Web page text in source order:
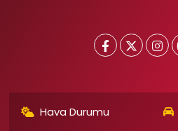
Hava Durumu